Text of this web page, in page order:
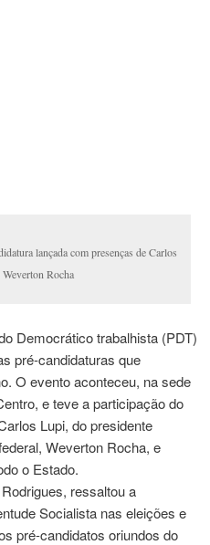
lançada com presenças de Carlos
Rocha
Democrático trabalhista (PDT)
pré-candidaturas que
O evento aconteceu, na sede
e teve a participação do
Lupi, do presidente
Weverton Rocha, e
o Estado.
ressaltou a
Socialista nas eleições e
pré-candidatos oriundos do